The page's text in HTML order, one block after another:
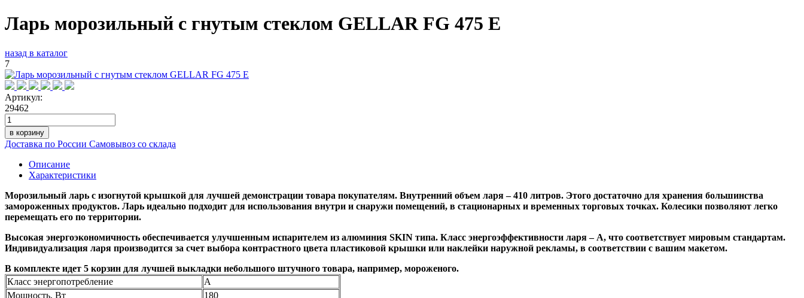
Ларь морозильный с гнутым стеклом GELLAR FG 475 E
назад в каталог
7
Артикул:
29462
в корзину
Доставка по России Самовывоз со склада
Описание
Характеристики
Морозильный ларь с изогнутой крышкой для лучшей демонстрации товара покупателям. Внутренний объем ларя – 410 литров. Этого достаточно для хранения большинства
замороженных продуктов. Ларь идеально подходит для использования внутри и снаружи помещений, в стационарных и временных торговых точках. Колесики позволяют легко
перемещать его по территории.
Высокая энергоэкономичность обеспечивается улучшенным испарителем из алюминия SKIN типа. Класс энергоэффективности ларя – А, что соответствует мировым стандартам.
Индивидуализация ларя производится за счет выбора контрастного цвета пластиковой крышки или наклейки наружной рекламы, в соответствии с вашим макетом.
В комплекте идет 5 корзин для лучшей выкладки небольшого штучного товара, например, мороженого.
Класс энергопотребление
А
Мощность, Вт
180